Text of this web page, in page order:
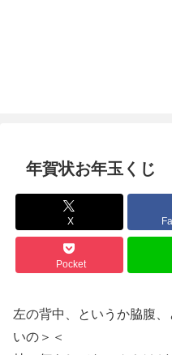
年賀状お年玉くじ
X
Pocket
左の背中、というか脇腹
いの＞＜